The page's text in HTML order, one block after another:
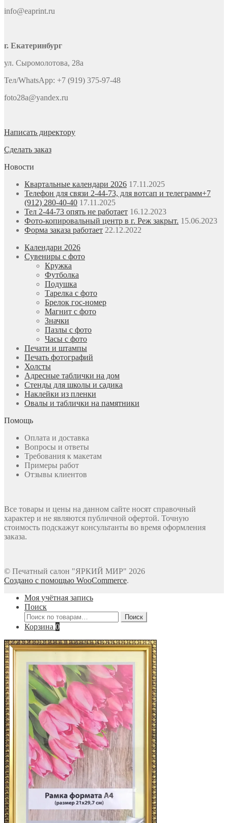
info@eaprint.ru
г. Екатеринбург
ул. Сыромолотова, 28а
Тел/WhatsApp: +7 (919) 375-97-48
foto28a@yandex.ru
Написать директору
Сделать заказ
Новости
Квартальные календари 2026 17.11.2025
Телефон для связи 2-44-73, для вотсап и телеграмм+7
(912) 280-40-40 17.11.2025
Тел 2-44-73 опять не работает 16.12.2023
Фото-копировальный центр в г. Реж закрыт. 15.06.2023
Форма заказа работает 22.12.2022
Календари 2026
Сувениры с фото
Кружка
Футболка
Подушка
Тарелка с фото
Брелок гос-номер
Магнит с фото
Значки
Пазлы с фото
Часы с фото
Печати и штампы
Печать фотографий
Холсты
Адресные таблички на дом
Стенды для школы и садика
Наклейки из пленки
Овалы и таблички на памятники
Помощь
Оплата и доставка
Вопросы и ответы
Требования к макетам
Примеры работ
Отзывы клиентов
Все товары и цены на данном сайте носят справочный
характер и не являются публичной офертой. Точную
стоимость подскажут консультанты во время оформления
заказа.
© Печатный салон "ЯРКИЙ МИР" 2026
Создано с помощью WooCommerce.
Моя учётная запись
Поиск
Искать:
Поиск
Корзина 0